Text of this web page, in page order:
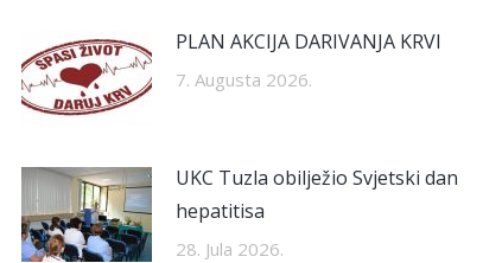
PLAN AKCIJA DARIVANJA KRVI
7. Augusta 2026.
UKC Tuzla obilježio Svjetski dan
hepatitisa
28. Jula 2026.